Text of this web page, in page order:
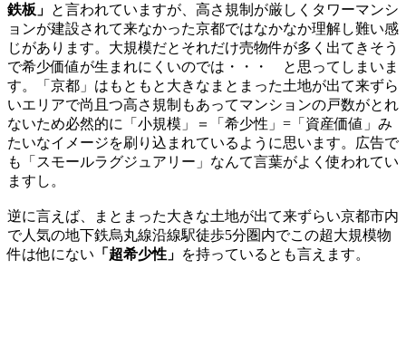
鉄板」 と言われていますが、高さ規制が厳しくタワーマンシ
ョンが建設されて来なかった京都ではなかなか理解し難い感
じがあります。大規模だとそれだけ売物件が多く出てきそう
で希少価値が生まれにくいのでは・・・ と思ってしまいま
す。「京都」はもともと大きなまとまった土地が出て来ずら
いエリアで尚且つ高さ規制もあってマンションの戸数がとれ
ないため必然的に「小規模」＝「希少性」=「資産価値」み
たいなイメージを刷り込まれているように思います。広告で
も「スモールラグジュアリー」なんて言葉がよく使われてい
ますし。
逆に言えば、まとまった大きな土地が出て来ずらい京都市内
で人気の地下鉄烏丸線沿線駅徒歩5分圏内でこの超大規模物
件は他にない 「超希少性」 を持っているとも言えます。